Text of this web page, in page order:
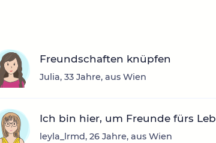
Freundschaften knüpfen
Julia, 33 Jahre, aus Wien
Ich bin hier, um Freunde fürs
leyla_lrmd, 26 Jahre, aus Wien